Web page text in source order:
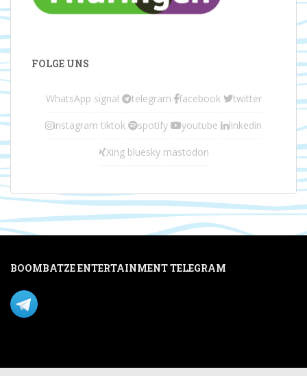
FOLGE UNS
WhatsApp signal telegram facebook twitter
instagram tiktok spotify youtube linkedin
Xing bluesky mastodon
BOOMBATZE ENTERTAINMENT TELEGRAM